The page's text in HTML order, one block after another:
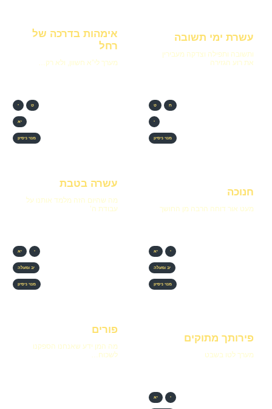
עשרת ימי תשובה
ותשובה ותפילה וצדקה מעבירין
את רוע הגזירה
אימהות בדרכה של
רחל
מערך לי”א חשוון, ולא רק…
ח ט
י
מנוי ניסיון
חנוכה
מעט אור דוחה הרבה מן החושך
ט י
יא
מנוי ניסיון
עשרה בטבת
מה שהיום הזה מלמד אותנו על
עבודת ה’
י יא
יב ומעלה
מנוי ניסיון
פירותך מתוקים
מערך לטו בשבט
י יא
יב ומעלה
מנוי ניסיון
פורים
מה המן ידע שאנחנו הספקנו
לשכוח…
י יא